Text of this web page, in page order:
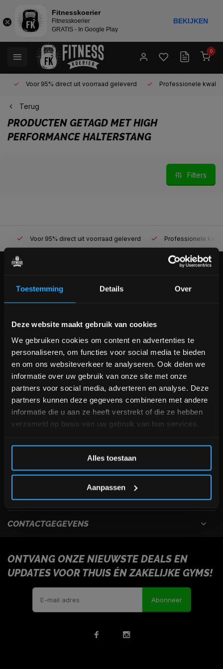
Toestemming Details Over
Deze website maakt gebruik van cookies
We gebruiken cookies om content en advertenties te
personaliseren, om functies voor social media te bieden
en om ons websiteverkeer te analyseren. Ook delen we
informatie over uw gebruik van onze site met onze
partners voor social media, adverteren en analyse. Deze
partners kunnen deze gegevens combineren met andere
informatie die u aan ze heeft verstrekt of die ze hebben
verzameld op basis van uw gebruik van hun services.
Alles toestaan
Aanpassen
0
Voor 95% direct uit voorraad geleverd Professionele
Terug
PRODUCTEN GETAGD MET HIGH
PERFORMANCE HALTERSTANG
Filters
Voor 95% direct uit voorraad geleverd Professionele
Veelgestelde vragen
+31 (0)24 645 1309
USEFULL LINKS
INFORMATIE
CONTACTGEGEVENS
ONTVANG ONZE NIEUWSTE DEALS EN
UPDATES VOOR THUIS ÉN ZAKELIJKE GYMS!
Abonneer
Bam! 5% korting op je volgende
Schrijf je in voor onze nieuwsbrief om op de hoogte te
blijven over onze nieuwe producten, deals en meer
interessante info. Ontvang 5% korting op je eerstvolgende
aankoop! 😀
Inschrijven
*Verzendkosten vallen buiten de korting
Fitnesskoerier
Fitnesskoerier
GRATIS - In Google Play
BEKIJKEN